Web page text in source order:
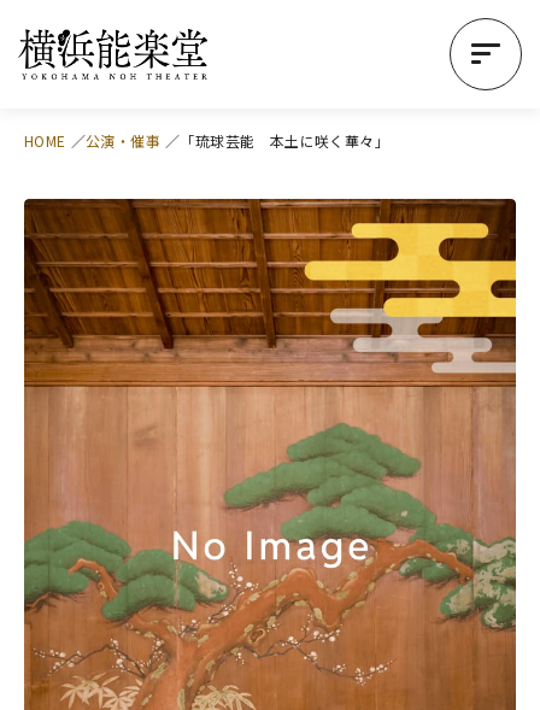
HOME 公演・催事 「琉球芸能 本土に咲く華々」